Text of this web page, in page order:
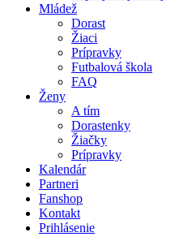
Mládež
Dorast
Žiaci
Prípravky
Futbalová škola
FAQ
Ženy
A tím
Dorastenky
Žiačky
Prípravky
Kalendár
Partneri
Fanshop
Kontakt
Prihlásenie